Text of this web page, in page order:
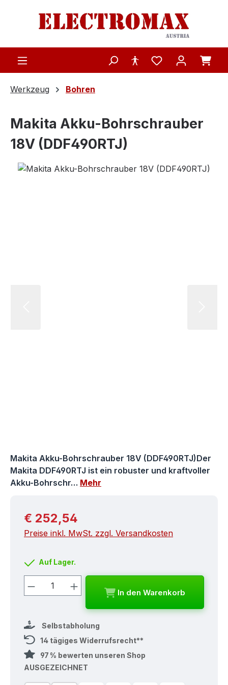
Zum Hauptinhalt springen
Werkzeug Bohren
Makita Akku-Bohrschrauber
18V (DDF490RTJ)
Bildergalerie überspringen
Makita Akku-Bohrschrauber 18V (DDF490RTJ)Der
Makita DDF490RTJ ist ein robuster und kraftvoller
Akku-Bohrschr… Mehr
Regulärer Preis:
€ 252,54
Preise inkl. MwSt. zzgl. Versandkosten
Auf Lager.
Produkt Anzahl: Gib den
In den Warenkorb
Selbstabholung
14 tägiges Widerrufsrecht**
97 % bewerten unseren Shop
AUSGEZEICHNET